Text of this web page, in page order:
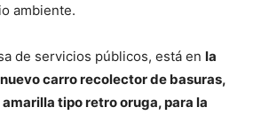
ambiente.
de servicios públicos, está en la
carro recolector de basuras,
tipo retro oruga, para la